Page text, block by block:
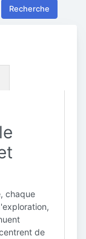
Recherche
chaque
de